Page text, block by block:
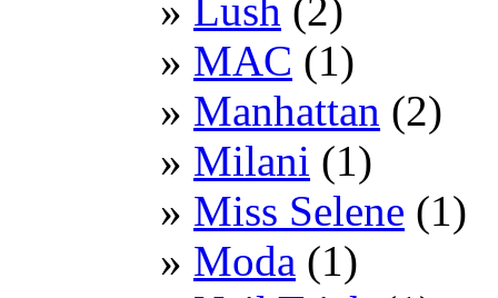
Lush (2)
MAC (1)
Manhattan (2)
Milani (1)
Miss Selene (1)
Moda (1)